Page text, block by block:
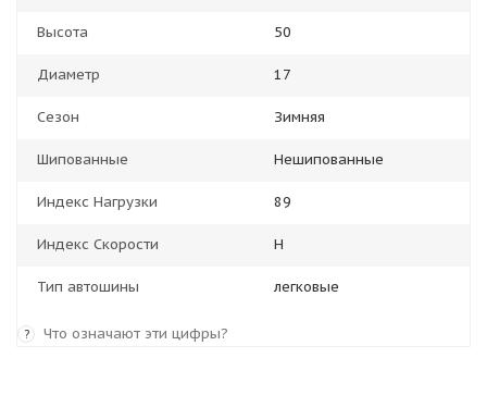
Высота 50
Диаметр 17
Сезон Зимняя
Шипованные Нешипованные
Индекс Нагрузки 89
Индекс Скорости H
Тип автошины легковые
? Что означают эти цифры?